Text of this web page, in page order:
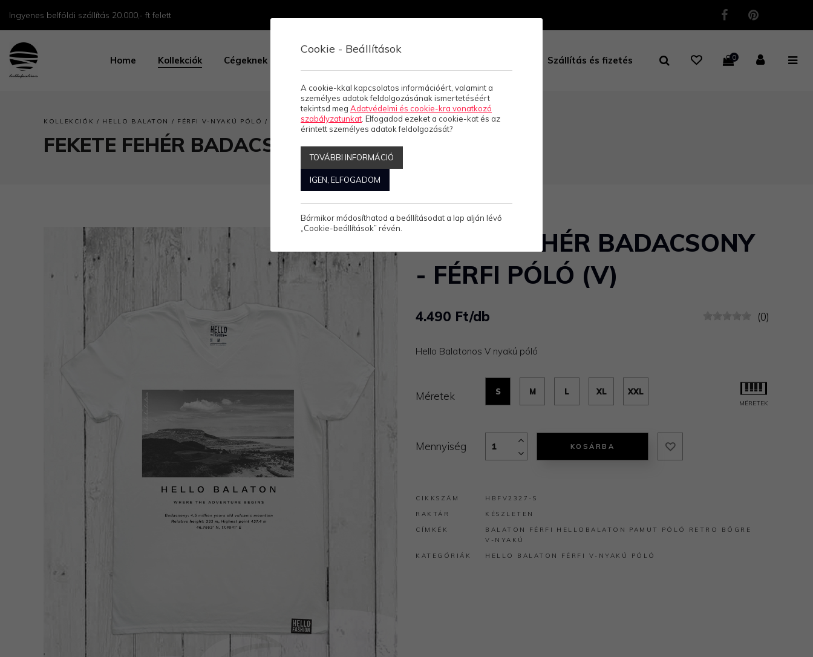
Ingyenes belföldi szállítás 20.000,- ft felett
Home Kollekciók Cégeknek Szállítás és fizetés 0
KOLLEKCIÓK / HELLO BALATON / FÉRFI V-NYAKÚ PÓLÓ / FEKETE FEHÉR BADACSONY - FÉRFI PÓLÓ (V)
FEKETE FEHÉR BADACSONY - FÉRFI PÓLÓ (V)
FEKETE FEHÉR BADACSONY
- FÉRFI PÓLÓ (V)
4.490 Ft/db (0)
Hello Balatonos V nyakú póló
Méretek S M L XL XXL
MÉRETEK
Mennyiség KOSÁRBA
CIKKSZÁM
HBFV2327-S
RAKTÁR
KÉSZLETEN
CÍMKÉK
BALATON FÉRFI HELLOBALATON PAMUT PÓLÓ
RETRO BÖGRE
V-NYAKÚ
KATEGÓRIÁK
HELLO BALATON FÉRFI V-NYAKÚ PÓLÓ
Cookie - Beállítások
A cookie-kkal kapcsolatos információért, valamint a
személyes adatok feldolgozásának ismertetéséért
tekintsd meg Adatvédelmi és cookie-kra vonatkozó
szabályzatunkat . Elfogadod ezeket a cookie-kat és az
érintett személyes adatok feldolgozását?
TOVÁBBI INFORMÁCIÓ
IGEN, ELFOGADOM
Bármikor módosíthatod a beállításodat a lap alján lévő
„Cookie-beállítások” révén.